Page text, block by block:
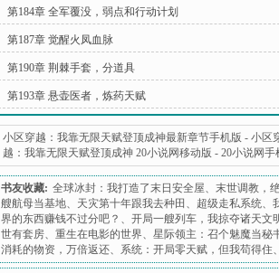
第184章 全军覆没，弱点和行动计划
第187章 觉醒火凤血脉
第190章 荆棘手套，分道具
第193章 悬壶医者，炼药天赋
小区穿越：我靠无限天赋登顶成神最新章节手机版 - 小区
越：我靠无限天赋登顶成神 20小说网移动版 - 20小说网手
书友收藏: 全球冰封：我打造了末日安全屋、 末世调教，
艘航母当基地、 天灾第十年跟我去种田 、 超级走私系统、
界的东西赚钱不过分吧？ 、 开局一艘列车，我掠夺诸天文
世有套房、 重生在电影的世界、 星际领主：召个魅魔当秘
消耗的物资，万倍返还、 系统：开局零天赋，但我苟得住、